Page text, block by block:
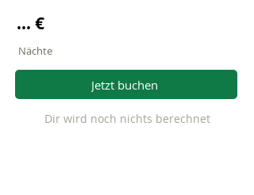
... €
Nächte
Jetzt buchen
Dir wird noch nichts berechnet